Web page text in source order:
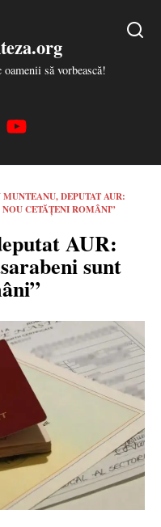
să vorbească!
DEPUTAT AUR:
NOU CETĂȚENI ROMÂNI”
AUR:
sunt